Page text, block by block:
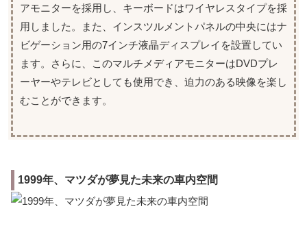
アモニターを採用し、キーボードはワイヤレスタイプを採
用しました。また、インスツルメントパネルの中央にはナ
ビゲーション用の7インチ液晶ディスプレイを設置してい
ます。さらに、このマルチメディアモニターはDVDプレ
ーヤーやテレビとしても使用でき、迫力のある映像を楽し
むことができます。
1999年、マツダが夢見た未来の車内空間